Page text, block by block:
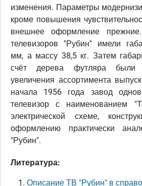
изменения. Параметры
кроме повышения
внешнее оформление
телевизоров ''Рубин'' имели
мм, а массу 38,5 кг. Затем
счёт дерева футляра
увеличения ассортимента
начала 1956 года завод
телевизор с наименованием
электрической схеме,
оформлению практически
"Рубин".
Литература:
Описание ТВ "Рубин" в